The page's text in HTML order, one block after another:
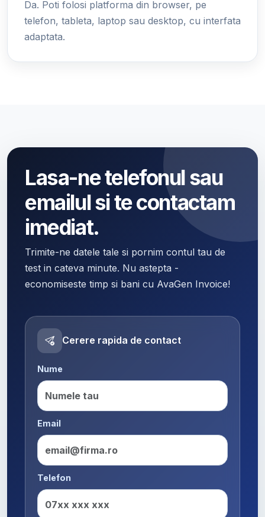
Da. Poti folosi platforma din browser, pe
telefon, tableta, laptop sau desktop, cu interfata
adaptata.
Lasa-ne telefonul sau
emailul si te contactam
imediat.
Trimite-ne datele tale si pornim contul tau de
test in cateva minute. Nu astepta -
economiseste timp si bani cu AvaGen Invoice!
Cerere rapida de contact
Nume
Email
Telefon